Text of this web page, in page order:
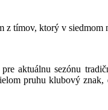
tímov, ktorý v
aktuálnu sezónu
pruhu klubový